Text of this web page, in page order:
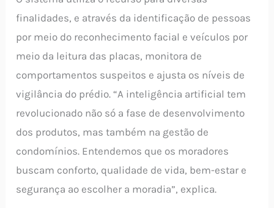
finalidades, e através da identificação de pessoas
por meio do reconhecimento facial e veículos por
meio da leitura das placas, monitora de
comportamentos suspeitos e ajusta os níveis de
vigilância do prédio. “A inteligência artificial tem
revolucionado não só a fase de desenvolvimento
dos produtos, mas também na gestão de
condomínios. Entendemos que os moradores
buscam conforto, qualidade de vida, bem-estar e
segurança ao escolher a moradia”, explica.